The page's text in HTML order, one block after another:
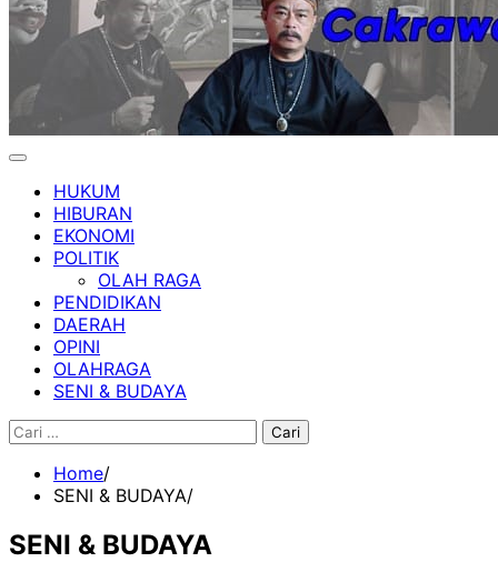
HUKUM
HIBURAN
EKONOMI
POLITIK
OLAH RAGA
PENDIDIKAN
DAERAH
OPINI
OLAHRAGA
SENI & BUDAYA
Cari
Home
SENI & BUDAYA
SENI & BUDAYA